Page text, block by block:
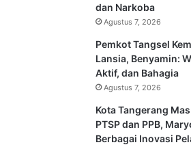
dan Narkoba
Agustus 7, 2026
Pemkot Tangsel
Lansia, Benyamin:
Aktif, dan Bahagia
Agustus 7, 2026
Kota Tangerang
PTSP dan PPB,
Berbagai Inovasi